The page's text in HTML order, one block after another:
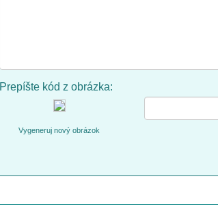
Prepíšte kód z obrázka:
Vygeneruj nový obrázok